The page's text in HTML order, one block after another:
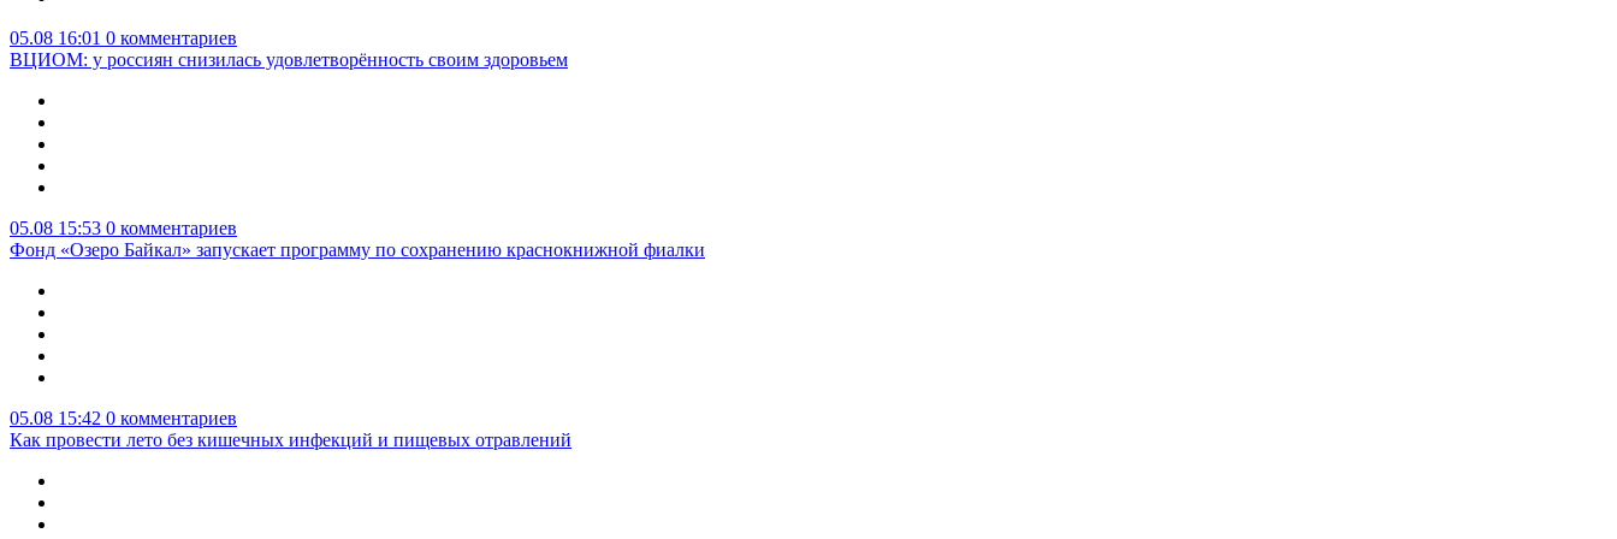
05.08 16:01 0 комментариев
ВЦИОМ: у россиян снизилась удовлетворённость своим здоровьем
05.08 15:53 0 комментариев
Фонд «Озеро Байкал» запускает программу по сохранению краснокнижной фиалки
05.08 15:42 0 комментариев
Как провести лето без кишечных инфекций и пищевых отравлений